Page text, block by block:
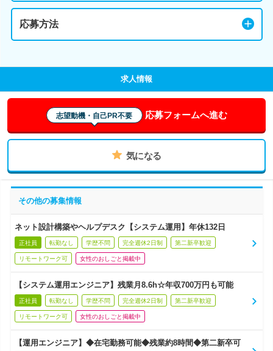
応募方法
求人情報
志望動機・自己PR不要 応募フォームへ進む
気になる
その他の募集情報
ネット設計構築やヘルプデスク【システム運用】年休132日
正社員 転勤なし 学歴不問 完全週休2日制 第二新卒歓迎
リモートワーク可 女性のおしごと掲載中
【システム運用エンジニア】残業月8.6h☆年収700万円も可能
正社員 転勤なし 学歴不問 完全週休2日制 第二新卒歓迎
リモートワーク可 女性のおしごと掲載中
【運用エンジニア】◆在宅勤務可能◆残業約8時間◆第二新卒可